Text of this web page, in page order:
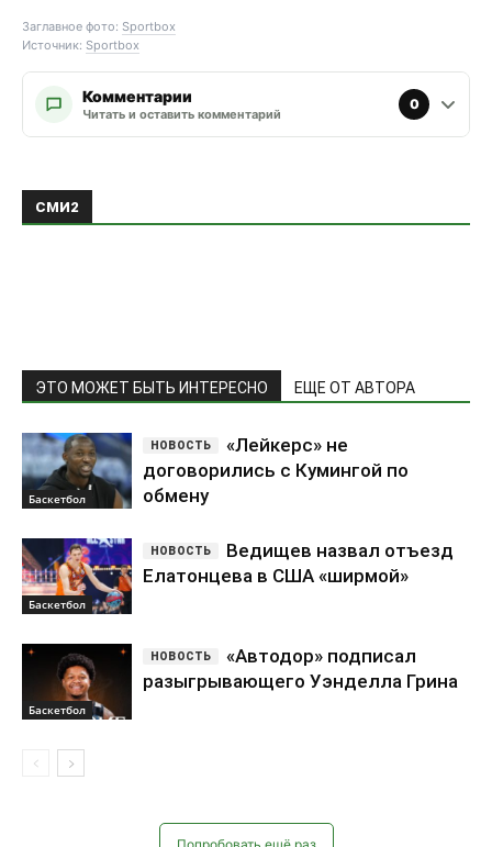
Заглавное фото: Sportbox
Источник: Sportbox
Комментарии
Читать и оставить комментарий
0
Баскетбол
Елатонцева в США «ширмой»
Баскетбол
«Автодор» подписал
разыгрывающего Уэнделла Грина